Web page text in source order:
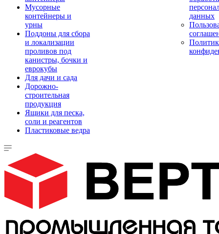
Мусорные
контейнеры и
урны
Поддоны для сбора
и локализации
проливов под
канистры, бочки и
еврокубы
Для дачи и сада
Дорожно-
строительная
продукция
Ящики для песка,
соли и реагентов
Пластиковые ведра
данных